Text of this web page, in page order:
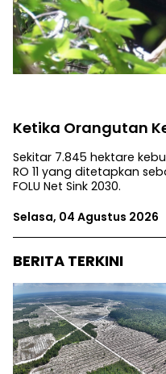
Ketika Orangutan
Sekitar 7.845 hektare
RO 11 yang ditetapkan
FOLU Net Sink 2030.
Selasa, 04 Agustus 2026
BERITA TERKINI